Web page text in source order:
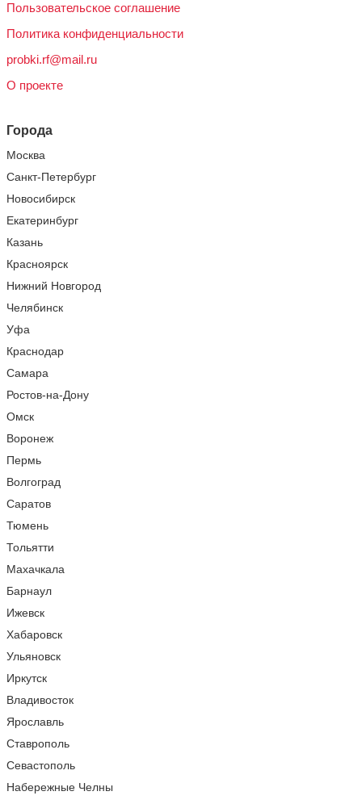
Пользовательское соглашение
Политика конфиденциальности
probki.rf@mail.ru
О проекте
Города
Москва
Санкт-Петербург
Новосибирск
Екатеринбург
Казань
Красноярск
Нижний Новгород
Челябинск
Уфа
Краснодар
Самара
Ростов-на-Дону
Омск
Воронеж
Пермь
Волгоград
Саратов
Тюмень
Тольятти
Махачкала
Барнаул
Ижевск
Хабаровск
Ульяновск
Иркутск
Владивосток
Ярославль
Ставрополь
Севастополь
Набережные Челны